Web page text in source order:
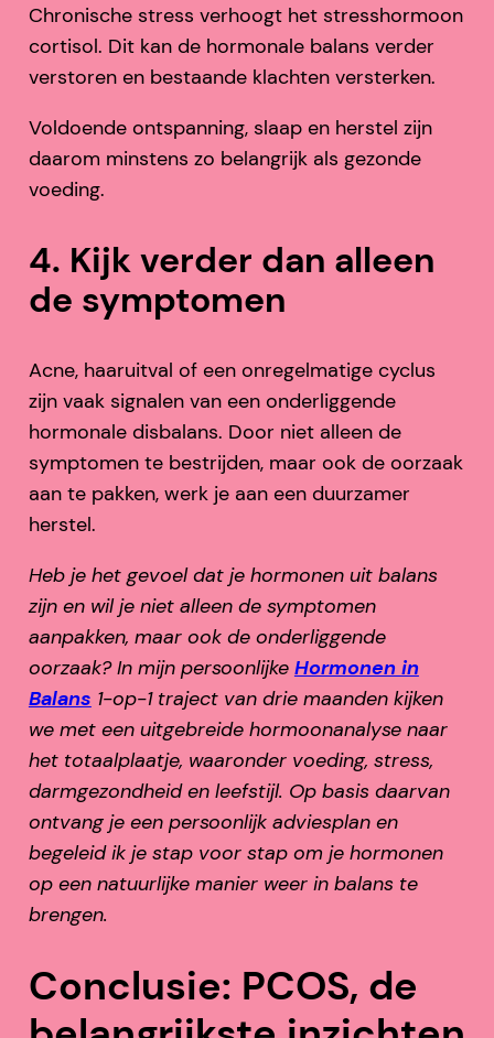
Chronische stress verhoogt het stresshormoon
cortisol. Dit kan de hormonale balans verder
verstoren en bestaande klachten versterken.
Voldoende ontspanning, slaap en herstel zijn
daarom minstens zo belangrijk als gezonde
voeding.
4. Kijk verder dan alleen
de symptomen
Acne, haaruitval of een onregelmatige cyclus
zijn vaak signalen van een onderliggende
hormonale disbalans. Door niet alleen de
symptomen te bestrijden, maar ook de oorzaak
aan te pakken, werk je aan een duurzamer
herstel.
Heb je het gevoel dat je hormonen uit balans
zijn en wil je niet alleen de symptomen
aanpakken, maar ook de onderliggende
oorzaak? In mijn persoonlijke Hormonen in
Balans 1-op-1 traject van drie maanden kijken
we met een uitgebreide hormoonanalyse naar
het totaalplaatje, waaronder voeding, stress,
darmgezondheid en leefstijl. Op basis daarvan
ontvang je een persoonlijk adviesplan en
begeleid ik je stap voor stap om je hormonen
op een natuurlijke manier weer in balans te
brengen.
Conclusie: PCOS, de